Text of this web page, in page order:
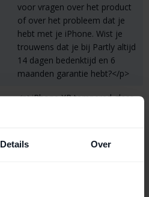
Details Over
voor vragen over het product
of over het probleem dat je
hebt met je iPhone. Wist je
trouwens dat je bij Partly altijd
14 dagen bedenktijd en 6
maanden garantie hebt?</p>
<p>iPhone XR tempered glass
beschermen is het belangrijk